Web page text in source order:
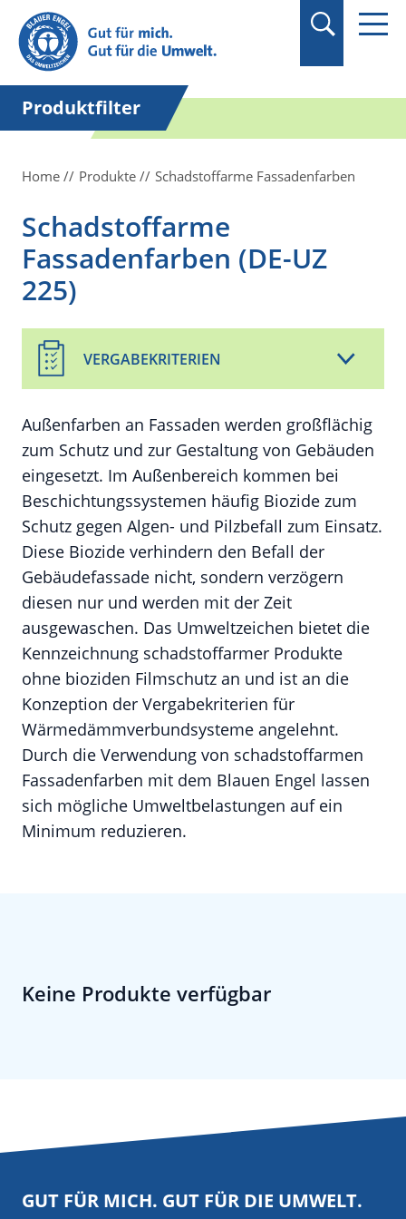
Suchbegriff in
Anführungszeichen
setzen.
Produktfilter
Home Produkte Schadstoffarme Fassadenfarben
Schadstoffarme
Fassadenfarben (DE-UZ
225)
VERGABEKRITERIEN
Außenfarben an Fassaden werden großflächig
zum Schutz und zur Gestaltung von Gebäuden
eingesetzt. Im Außenbereich kommen bei
Beschichtungssystemen häufig Biozide zum
Schutz gegen Algen- und Pilzbefall zum Einsatz.
Diese Biozide verhindern den Befall der
Gebäudefassade nicht, sondern verzögern
diesen nur und werden mit der Zeit
ausgewaschen. Das Umweltzeichen bietet die
Kennzeichnung schadstoffarmer Produkte
ohne bioziden Filmschutz an und ist an die
Konzeption der Vergabekriterien für
Wärmedämmverbundsysteme angelehnt.
Durch die Verwendung von schadstoffarmen
Fassadenfarben mit dem Blauen Engel lassen
sich mögliche Umweltbelastungen auf ein
Minimum reduzieren.
Keine Produkte verfügbar
GUT FÜR MICH. GUT FÜR DIE UMWELT.